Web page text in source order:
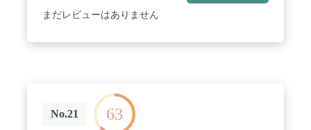
あります。大容量で二人の猫でも使用できて窮屈で
ゃなペットでもご安心ください。内部にペットが急
に飛び出すことを防ぐためにペットと接続できるバ
ックルも付き、安全性すごく良いです。メッシュ窓
まだレビューはありません
No.21 63